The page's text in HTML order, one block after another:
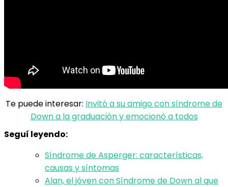
Te puede interesar: Invitó a su amigo con síndrome de
Down a la graduación y emocionó a todos
Seguí leyendo:
Síndrome de Asperger: características,
causas y síntomas
Alan, el jóven con Síndrome de Down al que